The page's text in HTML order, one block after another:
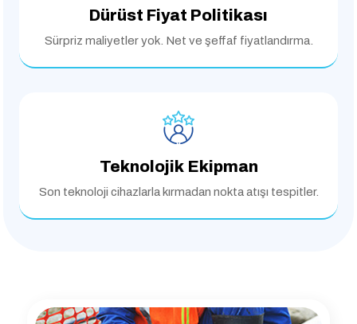
Dürüst Fiyat Politikası
Sürpriz maliyetler yok. Net ve şeffaf fiyatlandırma.
Teknolojik Ekipman
Son teknoloji cihazlarla kırmadan nokta atışı tespitler.